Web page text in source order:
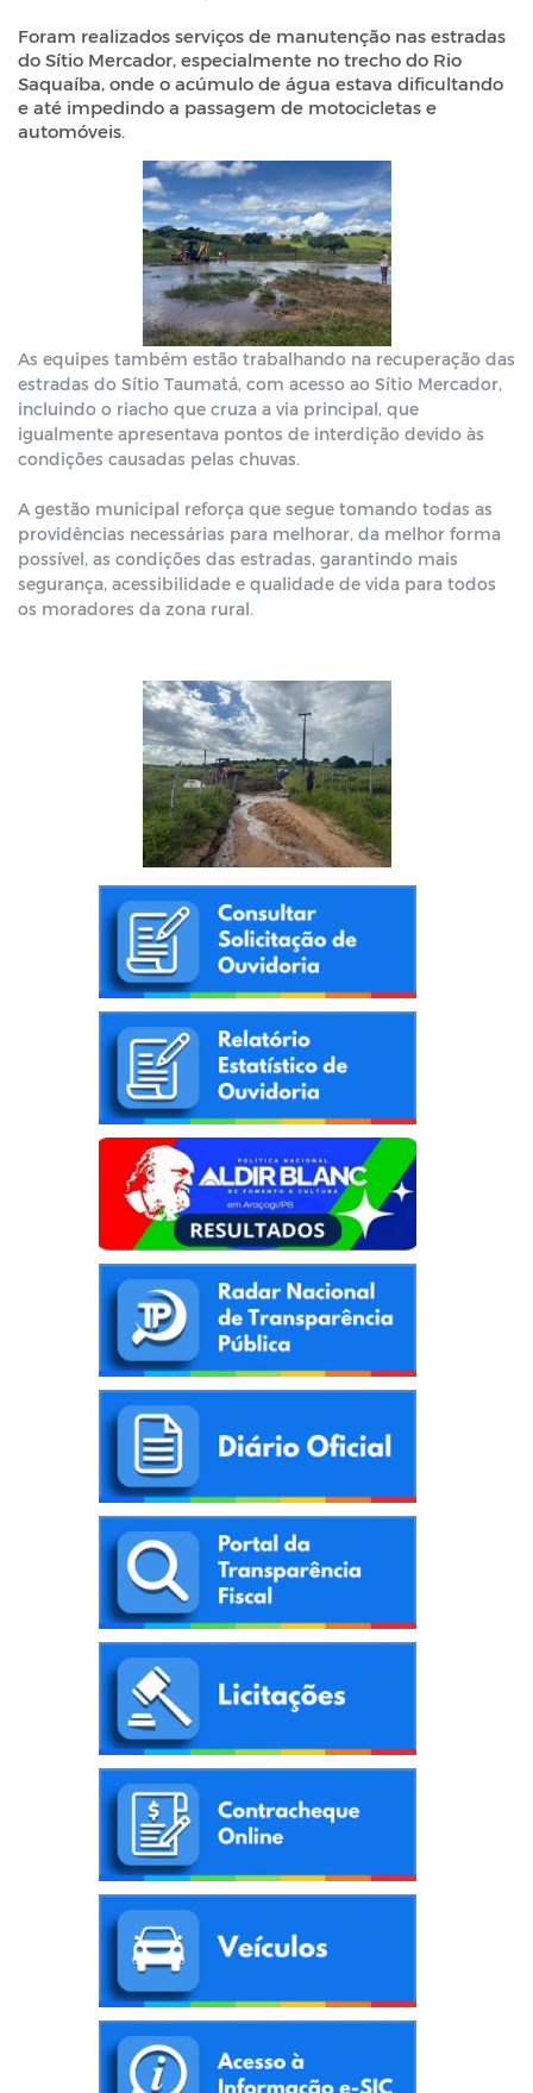
Foram realizados serviços de manutenção nas estradas
do Sítio Mercador, especialmente no trecho do Rio
Saquaíba, onde o acúmulo de água estava dificultando
e até impedindo a passagem de motocicletas e
automóveis.
As equipes também estão trabalhando na recuperação das
estradas do Sítio Taumatá, com acesso ao Sítio Mercador,
incluindo o riacho que cruza a via principal, que
igualmente apresentava pontos de interdição devido às
condições causadas pelas chuvas.
A gestão municipal reforça que segue tomando todas as
providências necessárias para melhorar, da melhor forma
possível, as condições das estradas, garantindo mais
segurança, acessibilidade e qualidade de vida para todos
os moradores da zona rural.